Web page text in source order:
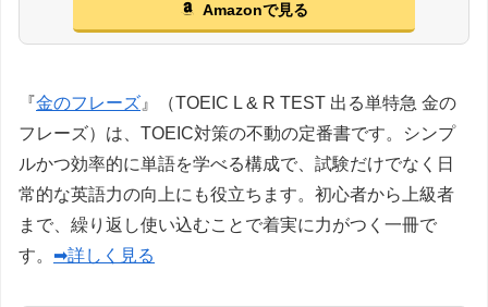
Amazonで見る
『金のフレーズ 』（TOEIC L & R TEST 出る単特急 金の
フレーズ）は、TOEIC対策の不動の定番書です。シンプ
ルかつ効率的に単語を学べる構成で、試験だけでなく日
常的な英語力の向上にも役立ちます。初心者から上級者
まで、繰り返し使い込むことで着実に力がつく一冊で
す。 ➡詳しく見る